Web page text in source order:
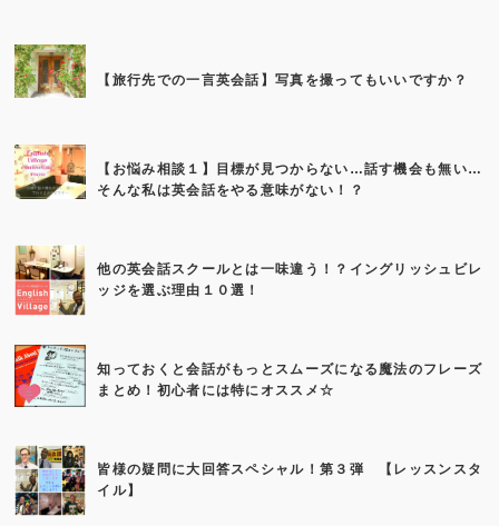
【旅行先での一言英会話】写真を撮ってもいいですか？
【お悩み相談１】目標が見つからない…話す機会も無い…
そんな私は英会話をやる意味がない！？
他の英会話スクールとは一味違う！？イングリッシュビレ
ッジを選ぶ理由１０選！
知っておくと会話がもっとスムーズになる魔法のフレーズ
まとめ！初心者には特にオススメ☆
皆様の疑問に大回答スペシャル！第３弾 【レッスンスタ
イル】